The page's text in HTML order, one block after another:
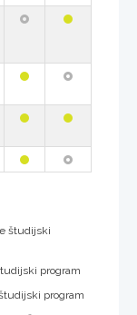
študijski
program
program